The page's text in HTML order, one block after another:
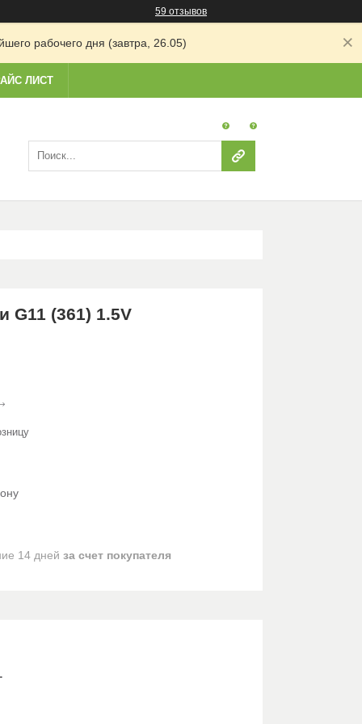
59 отзывов
рабочего дня (завтра, 26.05)
ЛИСТ
G11 (361) 1.5V
14 дней за счет покупателя